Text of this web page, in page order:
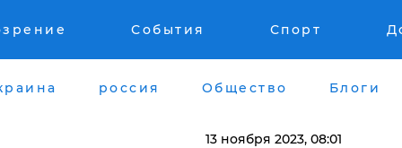
События Спорт
россия Общество Блоги
13 ноября 2023, 08:01